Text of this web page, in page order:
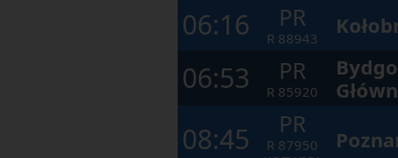
06:16
PR
R 88943
06:53
PR
R 85920
08:45
PR
R 87950